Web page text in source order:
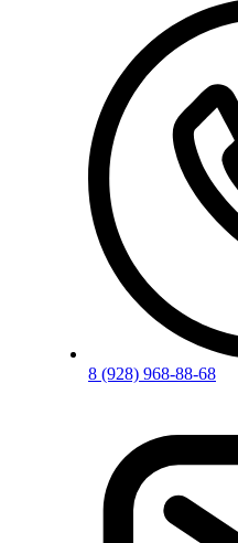
8 (928) 968-88-68